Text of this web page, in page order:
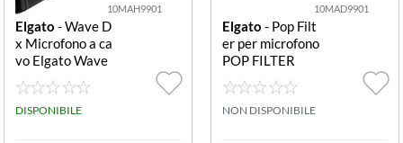
10MAH9901
Elgato - Wave D
x Microfono a ca
vo Elgato Wave
DX
DISPONIBILE
10MAD9901
Elgato - Pop Filt
er per microfono
POP FILTER
NON DISPONIBILE